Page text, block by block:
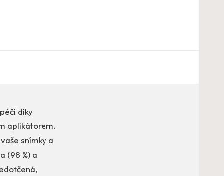
díky
aplikátorem.
snímky a
(98 %) a